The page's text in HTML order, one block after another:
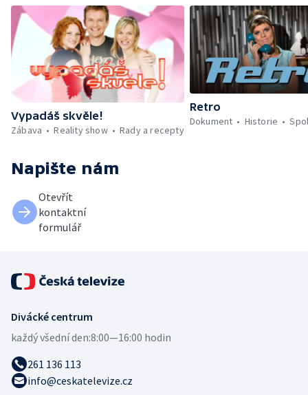
Vypadáš skvěle!
Zábava
Reality show Rady a recepty
Retro
Dokument
Historie
Napište nám
Otevřít
kontaktní
formulář
Divácké centrum
každý všední den:8:00—16:00 hodin
261 136 113
info@ceskatelevize.cz